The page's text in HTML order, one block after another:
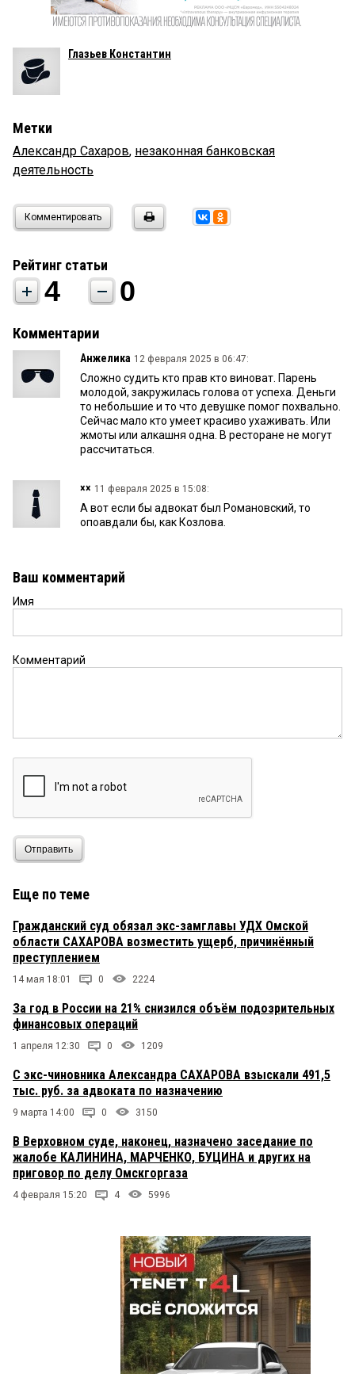
Глазьев Константин
Метки
Александр Сахаров, незаконная банковская
деятельность
Комментировать
Рейтинг статьи
4 0
Комментарии
Анжелика 12 февраля 2025 в 06:47:
Сложно судить кто прав кто виноват. Парень
молодой, закружилась голова от успеха. Деньги
то небольшие и то что девушке помог похвально.
Сейчас мало кто умеет красиво ухаживать. Или
жмоты или алкашня одна. В ресторане не могут
рассчитаться.
×× 11 февраля 2025 в 15:08:
А вот если бы адвокат был Романовский, то
опоавдали бы, как Козлова.
Ваш комментарий
Имя
Комментарий
Отправить
Еще по теме
Гражданский суд обязал экс-замглавы УДХ Омской
области САХАРОВА возместить ущерб, причинённый
преступлением
14 мая 18:01 0 2224
За год в России на 21% снизился объём подозрительных
финансовых операций
1 апреля 12:30 0 1209
С экс-чиновника Александра САХАРОВА взыскали 491,5
тыс. руб. за адвоката по назначению
9 марта 14:00 0 3150
В Верховном суде, наконец, назначено заседание по
жалобе КАЛИНИНА, МАРЧЕНКО, БУЦИНА и других на
приговор по делу Омскгоргаза
4 февраля 15:20 4 5996